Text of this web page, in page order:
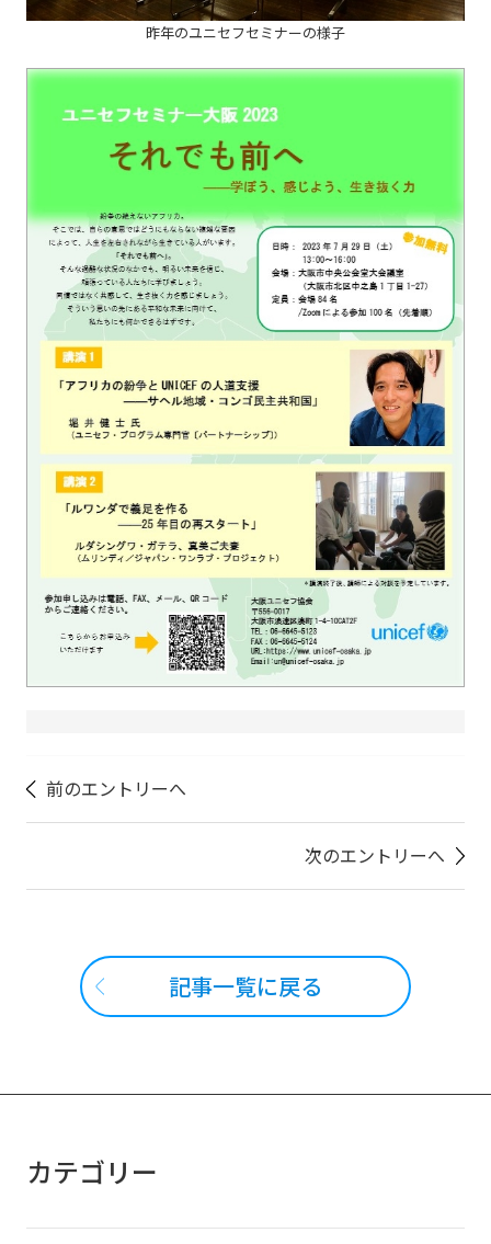
昨年のユニセフセミナーの様子
前のエントリーへ
次のエントリーへ
記事一覧に戻る
カテゴリー